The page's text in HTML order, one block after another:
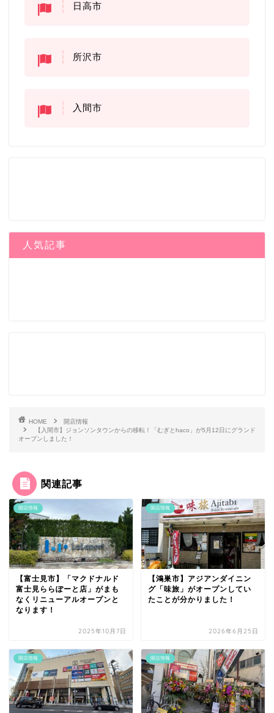
日高市
所沢市
入間市
人気記事
HOME
開店情報
【入間市】ジョンソンタウンからの移転！「むぎとhaco」が5月12日にグランド
オープンしました！
関連記事
開店情報
【富士見市】「マクドナルド
富士見ららぽーと店」がまも
なくリニューアルオープンと
なります！
2025年10月7日
開店情報
【鴻巣市】アジアンダイニン
グ「味旅」がオープンしてい
たことが分かりました！
2026年6月25日
開店情報 開店情報